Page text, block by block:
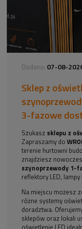
Dodano: 07-08-
Sklep z
3-fazowe
Szukasz sklepu z
Zapraszamy do
terenie hurtowni
znajdziesz
szynoprzewody 1-
reflektory LED,
Na miejscu możesz
różne systemy
doradztwa.
sklepów oraz lokali